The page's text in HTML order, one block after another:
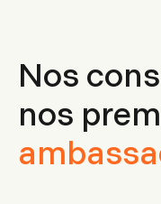
Nos
nos